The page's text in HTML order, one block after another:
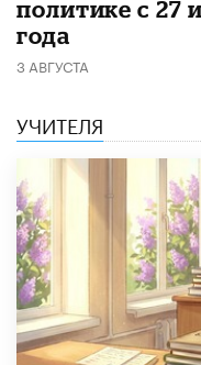
политике с 27
года
3 АВГУСТА
УЧИТЕЛЯ